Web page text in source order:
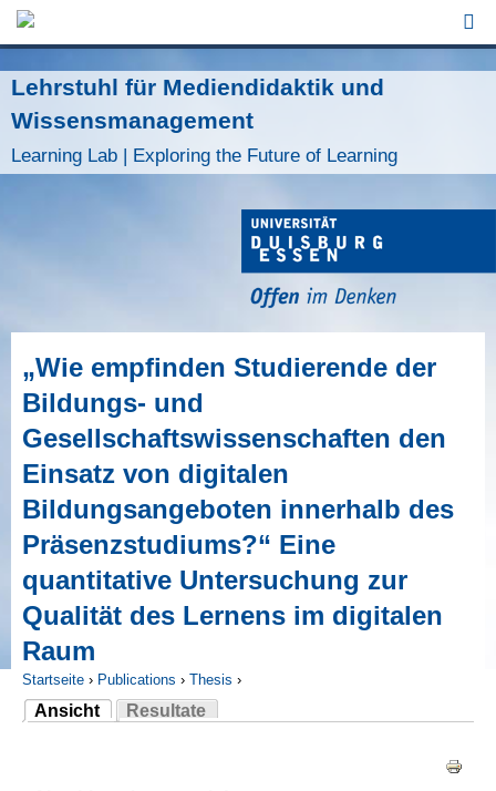
Lehrstuhl für Mediendidaktik und
Wissensmanagement
Learning Lab | Exploring the Future of Learning
„Wie empfinden Studierende der
Bildungs- und
Gesellschaftswissenschaften den
Einsatz von digitalen
Bildungsangeboten innerhalb des
Präsenzstudiums?“ Eine
quantitative Untersuchung zur
Qualität des Lernens im digitalen
Raum
Sie sind hier
Startseite › Publications › Thesis ›
Ansicht
(aktiver Reiter)
Resultate